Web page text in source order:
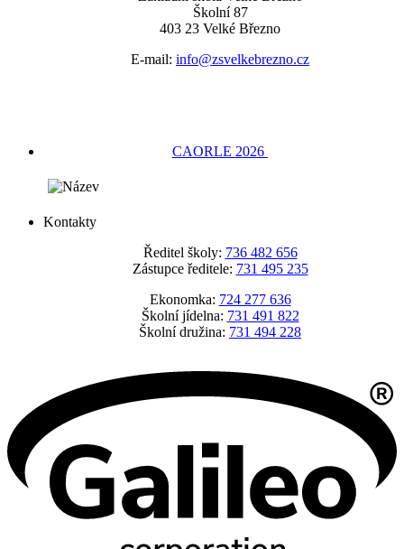
Školní 87
403 23 Velké Březno
E-mail: info@zsvelkebrezno.cz
CAORLE 2026
Kontakty
Ředitel školy: 736 482 656
Zástupce ředitele: 731 495 235
Ekonomka: 724 277 636
Školní jídelna: 731 491 822
Školní družina: 731 494 228